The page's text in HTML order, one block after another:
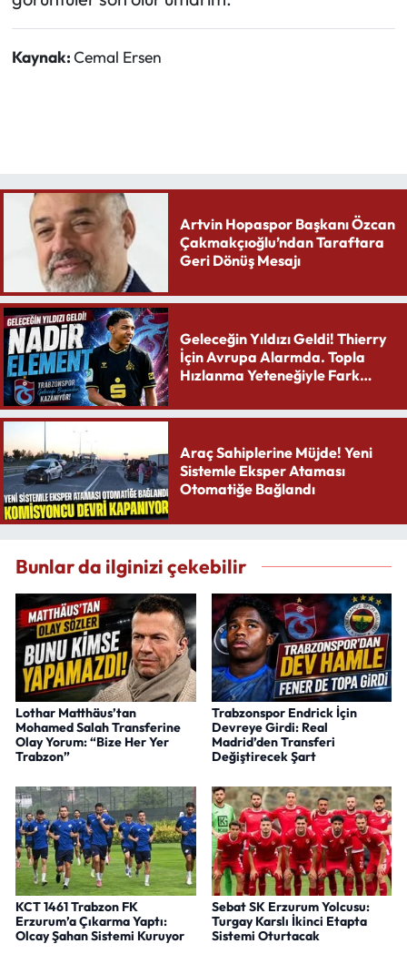
Kaynak:Cemal Ersen
Artvin Hopaspor Başkanı Özcan
Çakmakçıoğlu’ndan Taraftara
Geri Dönüş Mesajı
Geleceğin Yıldızı Geldi! Thierry
İçin Avrupa Alarmda. Topla
Hızlanma Yeteneğiyle Fark
Araç Sahiplerine Müjde! Yeni
Sistemle Eksper Ataması
Otomatiğe Bağlandı
Bunlar da ilginizi çekebilir
Lothar Matthäus’tan
Mohamed Salah Transferine
Olay Yorum: “Bize Her Yer
Trabzon”
Trabzonspor Endrick İçin
Devreye Girdi: Real
Madrid’den Transferi
Değiştirecek Şart
KCT 1461 Trabzon FK
Erzurum’a Çıkarma Yaptı:
Olcay Şahan Sistemi Kuruyor
Sebat SK Erzurum Yolcusu:
Turgay Karslı İkinci Etapta
Sistemi Oturtacak